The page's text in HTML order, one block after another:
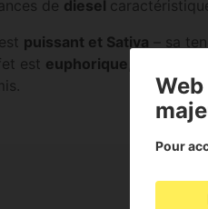
de diesel
puissant et Sativa – sa
est euphorique
Pour